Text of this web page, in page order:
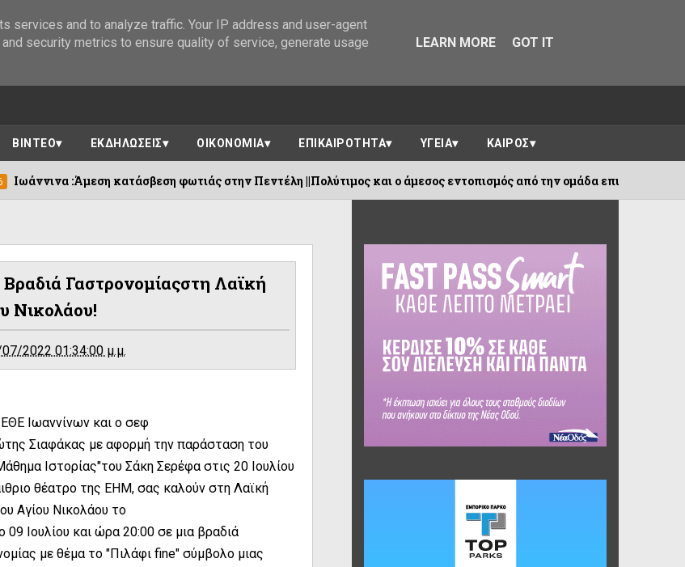
ΒΙΝΤΕΟ ΕΚΔΗΛΩΣΕΙΣ ΟΙΚΟΝΟΜΙΑ ΕΠΙΚΑΙΡΟΤΗΤΑ ΥΓΕΙΑ ΚΑΙΡΟΣ
κατάσβεση φωτιάς στην Πεντέλη ||Πολύτιμος και ο άμεσος εντοπισμός από την ομάδα επιφυλακής της Αρωγής!
Γαστρονομίαςστη Λαϊκή
Νικολάου!
2022 01:34:00 μ.μ.
Ιωαννίνων και ο σεφ
Σιαφάκας με αφορμή την παράσταση του
Ιστορίας"του Σάκη Σερέφα στις 20 Ιουλίου
θέατρο της ΕΗΜ, σας καλούν στη Λαϊκή
Αγίου Νικολάου το
09 Ιουλίου και ώρα 20:00 σε μια βραδιά
με θέμα το "Πιλάφι fine" σύμβολο μιας
and to analyze traffic. Your IP address and user-agent
security metrics to ensure quality of service, generate usage
LEARN MORE GOT IT